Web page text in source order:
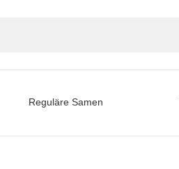
Reguläre Samen